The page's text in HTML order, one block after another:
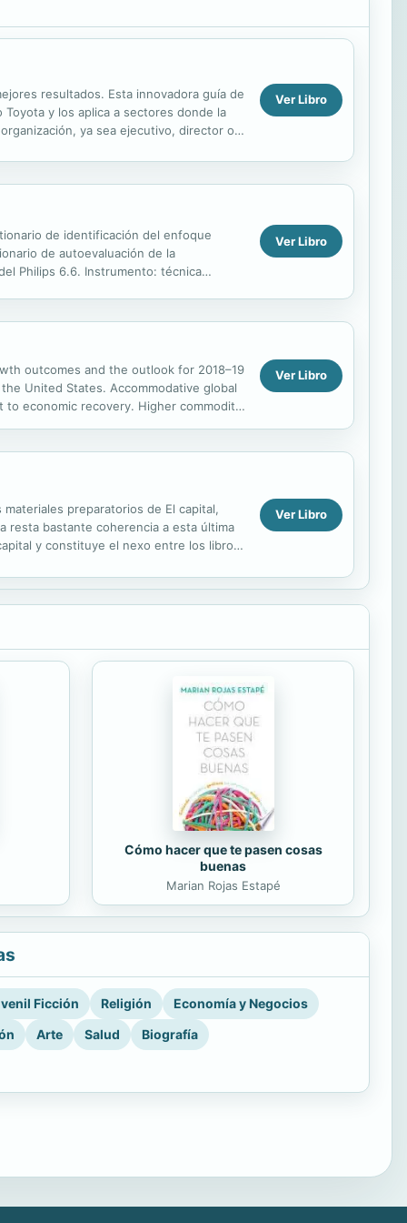
resultados. Esta innovadora guía de
y los aplica a sectores donde la
ya sea ejecutivo, director o
Ver Libro
de identificación del enfoque
de autoevaluación de la
Philips 6.6. Instrumento: técnica
Ver Libro
outcomes and the outlook for 2018–19
United States. Accommodative global
economic recovery. Higher commodity
Ver Libro
preparatorios de El capital,
resta bastante coherencia a esta última
y constituye el nexo entre los libros
Ver Libro
Cómo hacer que te pasen cosas
buenas
Marian Rojas Estapé
Ficción Religión
Economía y Negocios
Arte Salud Biografía